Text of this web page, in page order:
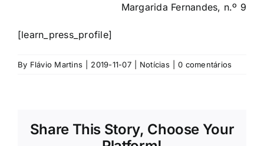
Margarida Fernandes, n.º 9
[learn_press_profile]
By Flávio Martins 2019-11-07 Notícias 0 comentários
Share This Story, Choose Your